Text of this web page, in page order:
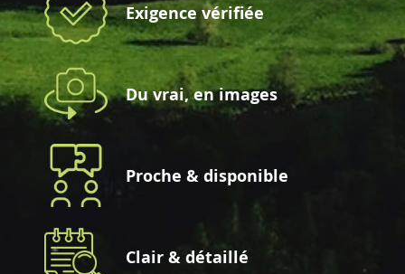
Exigence vérifiée
Du vrai, en images
Proche & disponible
Clair & détaillé